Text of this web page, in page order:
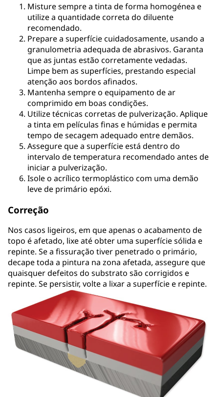
Misture sempre a tinta de forma homogénea e
utilize a quantidade correta do diluente
recomendado.
Prepare a superfície cuidadosamente, usando a
granulometria adequada de abrasivos. Garanta
que as juntas estão corretamente vedadas.
Limpe bem as superfícies, prestando especial
atenção aos bordos afinados.
Mantenha sempre o equipamento de ar
comprimido em boas condições.
Utilize técnicas corretas de pulverização. Aplique
a tinta em películas finas e húmidas e permita
tempo de secagem adequado entre demãos.
Assegure que a superfície está dentro do
intervalo de temperatura recomendado antes de
iniciar a pulverização.
Isole o acrílico termoplástico com uma demão
leve de primário epóxi.
Correção
Nos casos ligeiros, em que apenas o acabamento de
topo é afetado, lixe até obter uma superfície sólida e
repinte. Se a fissuração tiver penetrado o primário,
decape toda a pintura na zona afetada, assegure que
quaisquer defeitos do substrato são corrigidos e
repinte. Se persistir, volte a lixar a superfície e repinte.